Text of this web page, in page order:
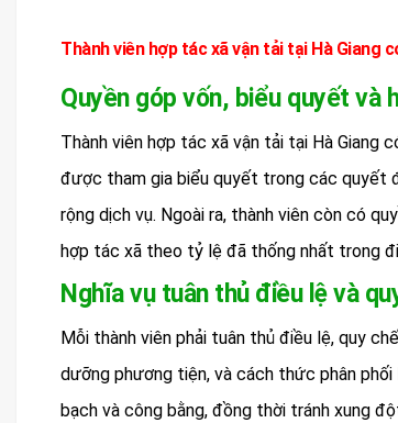
Thành viên hợp tác xã vận tải tại Hà Giang
Quyền góp vốn, biểu quyết và
Thành viên hợp tác xã vận tải tại Hà Giang
được tham gia biểu quyết trong các quyết
rộng dịch vụ. Ngoài ra, thành viên còn có
hợp tác xã theo tỷ lệ đã thống nhất trong
Nghĩa vụ tuân thủ điều lệ và
Mỗi thành viên phải tuân thủ điều lệ, quy
dưỡng phương tiện, và cách thức phân phối
bạch và công bằng, đồng thời tránh xung